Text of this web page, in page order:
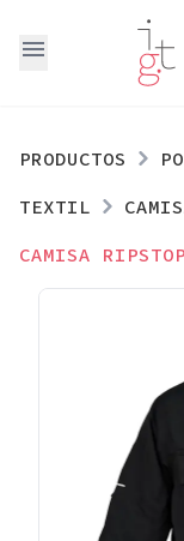
menu
PRODUCTOS
TEXTIL
CAMISA